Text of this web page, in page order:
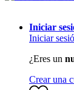
Iniciar
Iniciar
¿Eres un
Crear una